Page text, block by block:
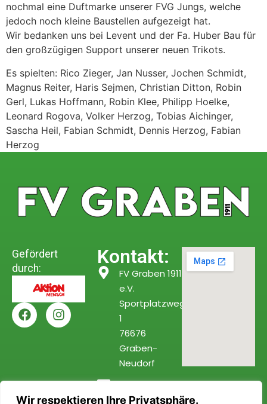
Wir respektieren Ihre Privatsphäre.
nochmal eine Duftmarke unserer FVG Jungs, welche
jedoch noch kleine Baustellen aufgezeigt hat.
Wir bedanken uns bei Levent und der Fa. Huber Bau für
den großzügigen Support unserer neuen Trikots.
Es spielten: Rico Zieger, Jan Nusser, Jochen Schmidt,
Magnus Reiter, Haris Sejmen, Christian Ditton, Robin
Gerl, Lukas Hoffmann, Robin Klee, Philipp Hoelke,
Leonard Rogova, Volker Herzog, Tobias Aichinger,
Sascha Heil, Fabian Schmidt, Dennis Herzog, Fabian
Herzog
Gefördert
durch:
Kontakt:
FV Graben 1911
e.V.
Sportplatzweg
1
76676
Graben-
Neudorf
graben.de